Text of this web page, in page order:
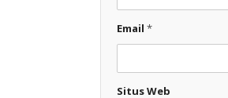
Email *
Situs Web